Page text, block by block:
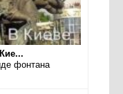
фонтана